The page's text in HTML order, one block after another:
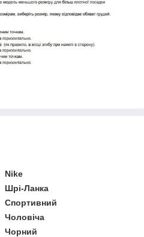
Nike
Шрі-Ланка
Спортивний
Чоловіча
Чорний